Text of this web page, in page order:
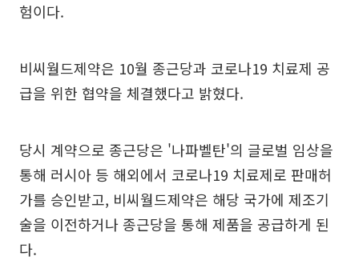
험이다.
비씨월드제약은 10월 종근당과 코로나19 치료제 공
급을 위한 협약을 체결했다고 밝혔다.
당시 계약으로 종근당은 '나파벨탄'의 글로벌 임상을
통해 러시아 등 해외에서 코로나19 치료제로 판매허
가를 승인받고, 비씨월드제약은 해당 국가에 제조기
술을 이전하거나 종근당을 통해 제품을 공급하게 된
다.